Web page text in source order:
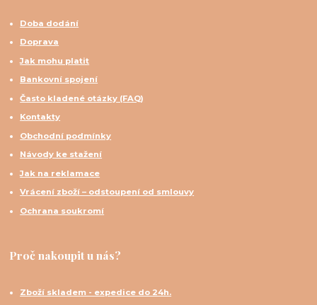
Doba dodání
Doprava
Jak mohu platit
Bankovní spojení
Často kladené otázky (FAQ)
Kontakty
Obchodní podmínky
Návody ke stažení
Jak na reklamace
Vrácení zboží – odstoupení od smlouvy
Ochrana soukromí
Proč nakoupit u nás?
Zboží skladem - expedice do 24h.